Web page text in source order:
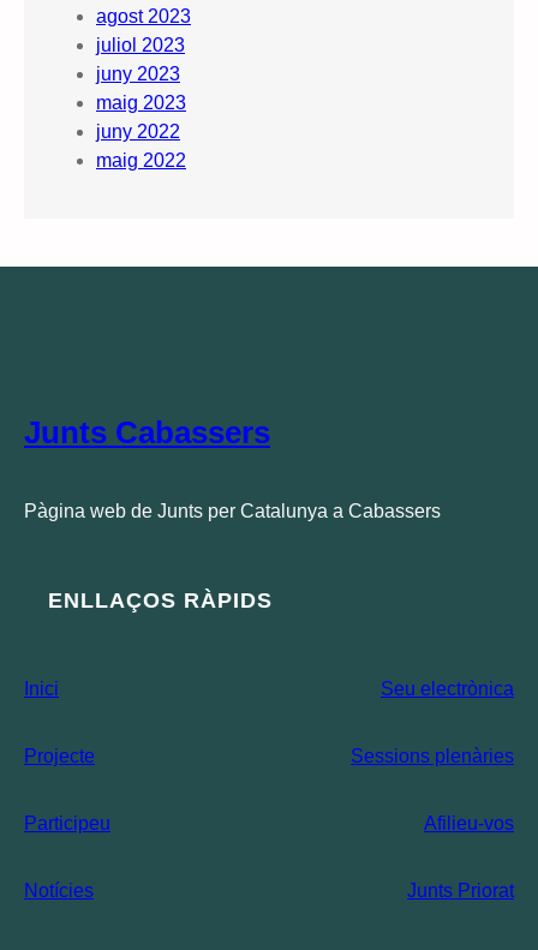
agost 2023
juliol 2023
juny 2023
maig 2023
juny 2022
maig 2022
Junts Cabassers
Pàgina web de Junts per Catalunya a Cabassers
ENLLAÇOS RÀPIDS
Inici Seu electrònica
Projecte Sessions plenàries
Participeu Afilieu-vos
Notícies Junts Priorat